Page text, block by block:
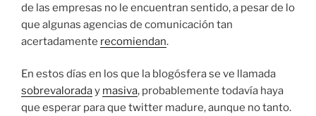
de las empresas no le encuentran sentido, a pesar de lo
que algunas agencias de comunicación tan
acertadamente recomiendan.
En estos días en los que la blogósfera se ve llamada
sobrevaloraday masiva, probablemente todavía haya
que esperar para que twitter madure, aunque no tanto.